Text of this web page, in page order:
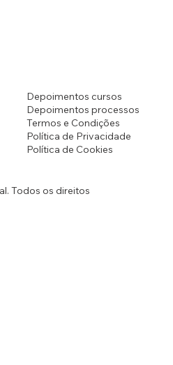
Depoimentos cursos
Depoimentos processos
Termos e Condições
Política de Privacidade
Política de Cookies
Todos os direitos